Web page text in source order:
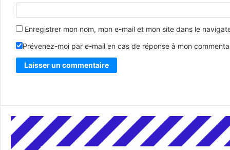
Enregistrer mon nom, mon e-mail et mon site dans le
Prévenez-moi par e-mail en cas de réponse à mon